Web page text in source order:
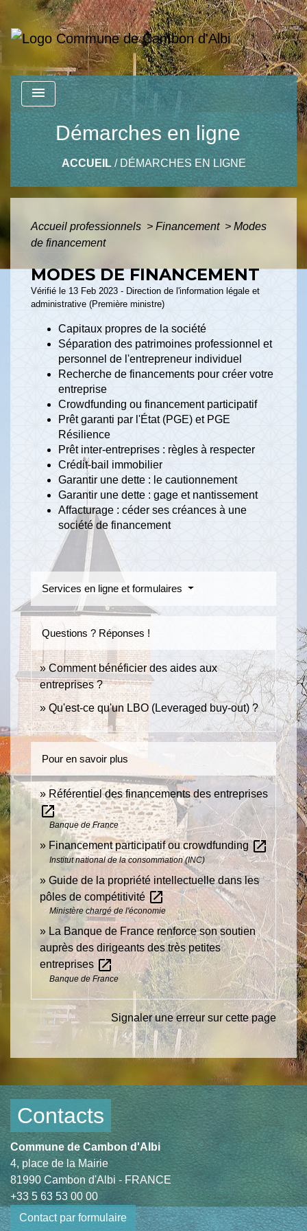
menu
Démarches en ligne
ACCUEIL/ DÉMARCHES EN LIGNE
Accueil professionnels > Financement > Modes
de financement
MODES DE FINANCEMENT
Vérifié le 13 Feb 2023 - Direction de l'information légale et
administrative (Première ministre)
Capitaux propres de la société
Séparation des patrimoines professionnel et
personnel de l'entrepreneur individuel
Recherche de financements pour créer votre
entreprise
Crowdfunding ou financement participatif
Prêt garanti par l'État (PGE) et PGE
Résilience
Prêt inter-entreprises : règles à respecter
Crédit-bail immobilier
Garantir une dette : le cautionnement
Garantir une dette : gage et nantissement
Affacturage : céder ses créances à une
société de financement
Services en ligne et formulaires
Questions ? Réponses !
Comment bénéficier des aides aux
entreprises ?
Qu'est-ce qu'un LBO (Leveraged buy-out) ?
Pour en savoir plus
Référentiel des financements des entreprises
open_in_new
Banque de France
Financement participatif ou crowdfunding open_in_new
Institut national de la consommation (INC)
Guide de la propriété intellectuelle dans les
pôles de compétitivité open_in_new
Ministère chargé de l'économie
La Banque de France renforce son soutien
auprès des dirigeants des très petites
entreprisesopen_in_new
Banque de France
Signaler une erreur sur cette page
Contacts
Commune de Cambon d'Albi
4, place de la Mairie
81990 Cambon d'Albi - FRANCE
+33 5 63 53 00 00
Contact par formulaire